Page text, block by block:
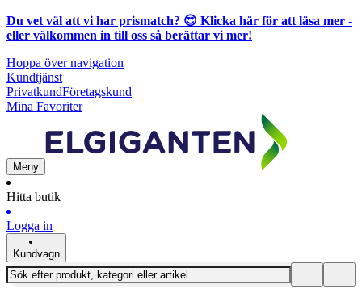
Du vet väl att vi har prismatch? 😍 Klicka här för att läsa mer -
eller välkommen in till oss så berättar vi mer!
Hoppa över navigation
Kundtjänst
PrivatkundFöretagskund
Mina Favoriter
Meny
Hitta butik
Logga in
Kundvagn